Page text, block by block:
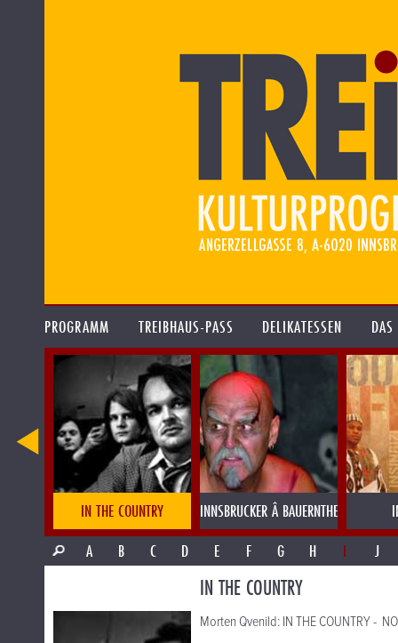
PROGRAMM TREIBHAUS-PASS DELIKATESSEN
AM WOLFGANGSEEIN THE COUNTRY INNSBRUCKER Â BAUERNTHEATER &
A
B C D E F G H I J
IN THE COUNTRY
Morten Qvenild: IN THE COUNTRY -